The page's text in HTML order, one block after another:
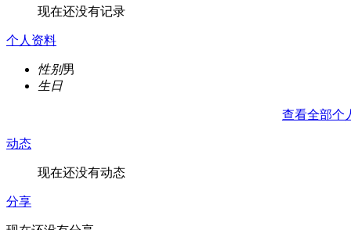
现在还没有记录
个人资料
性别男
生日
查看全部个
动态
现在还没有动态
分享